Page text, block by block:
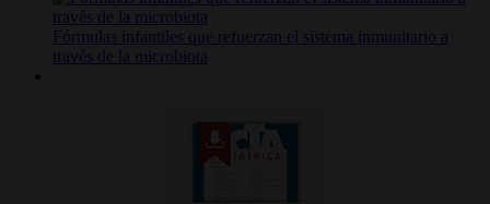
Fórmulas infantiles que refuerzan el sistema inmunitario a
través de la microbiota